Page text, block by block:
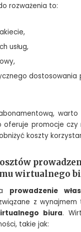
rozważenia to:
usług,
warto
oferuje promocje
koszty
wirtualnego
prowadzenie
z wynajmem
biura.
takie jak: